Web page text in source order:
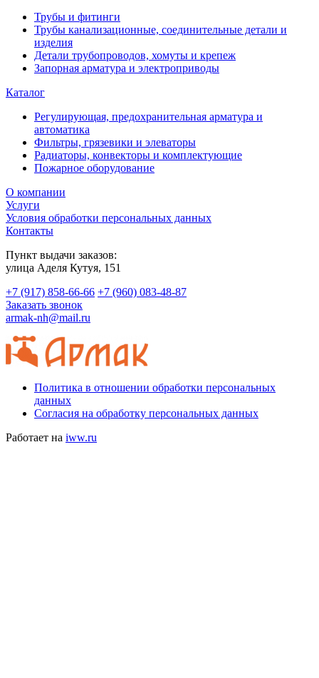
Трубы и фитинги
Трубы канализационные, соединительные детали и
изделия
Детали трубопроводов, хомуты и крепеж
Запорная арматура и электроприводы
Каталог
Регулирующая, предохранительная арматура и
автоматика
Фильтры, грязевики и элеваторы
Радиаторы, конвекторы и комплектующие
Пожарное оборудование
О компании
Услуги
Условия обработки персональных данных
Контакты
Пункт выдачи заказов:
​улица Аделя Кутуя, 151
+7 (917) 858-66-66 +7 (960) 083-48-87
Заказать звонок
armak-nh@mail.ru
Политика в отношении обработки персональных
данных
Согласия на обработку персональных данных
Работает на iww.ru